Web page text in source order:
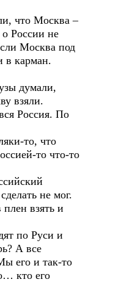
что Москва –
России не
Москва под
в карман.
думали,
взяли.
Россия. По
то, что
то что-то
не мог.
взять и
по Руси и
А все
его и так-то
кто его